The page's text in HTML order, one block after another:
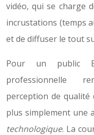
vidéo, qui se charge
incrustations (temps
et de diffuser le tout
Pour un public
professionnelle
perception de qualité
plus simplement une
technologique. La